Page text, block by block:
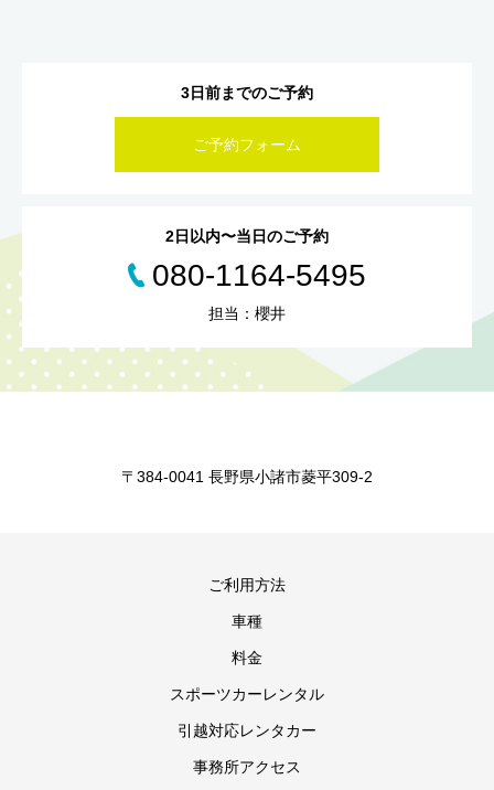
3日前までのご予約
ご予約フォーム
2日以内〜当日のご予約
080-1164-5495
担当：櫻井
〒384-0041 長野県小諸市菱平309-2
ご利用方法
車種
料金
スポーツカーレンタル
引越対応レンタカー
事務所アクセス